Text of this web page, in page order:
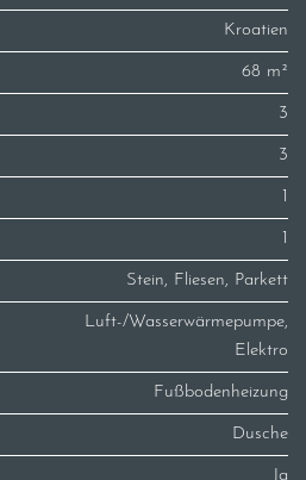
Kroatien
68 m²
3
3
1
1
Stein, Fliesen, Parkett
Luft-/Wasserwärmepumpe,
Elektro
Fußbodenheizung
Dusche
Ja